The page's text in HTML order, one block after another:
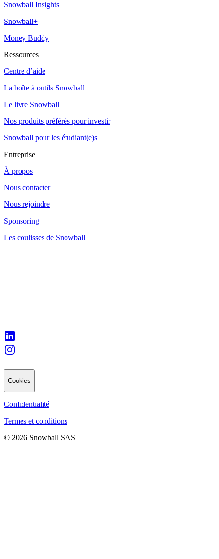
Snowball Insights
Snowball+
Money Buddy
Ressources
Centre d’aide
La boîte à outils Snowball
Le livre Snowball
Nos produits préférés pour investir
Snowball pour les étudiant(e)s
Entreprise
À propos
Nous contacter
Nous rejoindre
Sponsoring
Les coulisses de Snowball
Cookies
Confidentialité
Termes et conditions
© 2026 Snowball SAS